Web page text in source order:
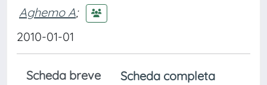
Aghemo A;
2010-01-01
Scheda breve
Scheda completa